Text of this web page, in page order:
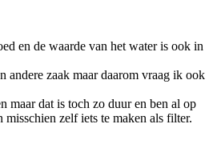
en de waarde van het water is ook in
andere zaak maar daarom vraag ik ook
maar dat is toch zo duur en ben al op
misschien zelf iets te maken als filter.